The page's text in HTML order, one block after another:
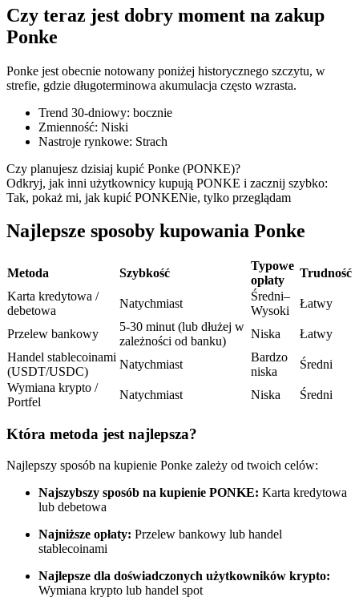
Kontrakty terminowe na USDC
Kontrakty futures wykorzystujące USDC jako zabezpieczenie
Kopiowanie Transakcji
Dołącz do najlepszych traderów
Zostań traderem kopiującym
Ciesz się podziałem zysków i prowizjami z kopiowania
transakcji
Czy teraz jest dobry moment na zakup
Ponke
Ponke jest obecnie notowany poniżej historycznego szczytu, w
strefie, gdzie długoterminowa akumulacja często wzrasta.
Trend 30-dniowy: bocznie
Zmienność: Niski
Nastroje rynkowe: Strach
Czy planujesz dzisiaj kupić Ponke (PONKE)?
Odkryj, jak inni użytkownicy kupują PONKE i zacznij szybko:
Tak, pokaż mi, jak kupić PONKENie, tylko przeglądam
Najlepsze sposoby kupowania Ponke
Metoda Szybkość
Typowe
opłaty
Trudność
Karta kredytowa /
debetowa
Natychmiast
Średni–
Wysoki
Łatwy
Przelew bankowy
5-30 minut (lub dłużej w
zależności od banku)
Niska
Łatwy
Handel stablecoinami
(USDT/USDC)
Natychmiast
Bardzo
niska
Średni
Wymiana krypto /
Portfel
Natychmiast Niska Średni
Która metoda jest najlepsza?
Najlepszy sposób na kupienie Ponke zależy od twoich celów:
Najszybszy sposób na kupienie PONKE: Karta kredytowa
lub debetowa
Najniższe opłaty: Przelew bankowy lub handel
stablecoinami
Najlepsze dla doświadczonych użytkowników krypto:
Wymiana krypto lub handel spot